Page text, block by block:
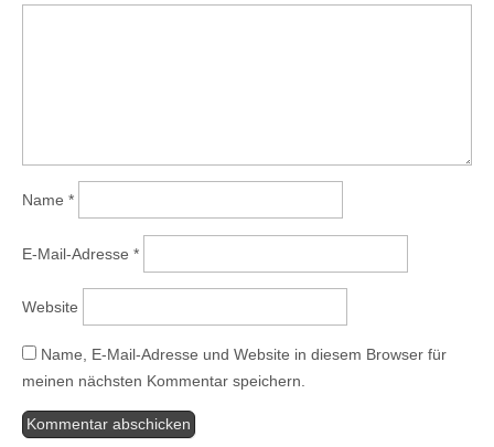
Name *
E-Mail-Adresse *
Website
Name, E-Mail-Adresse und Website in diesem Browser für
meinen nächsten Kommentar speichern.